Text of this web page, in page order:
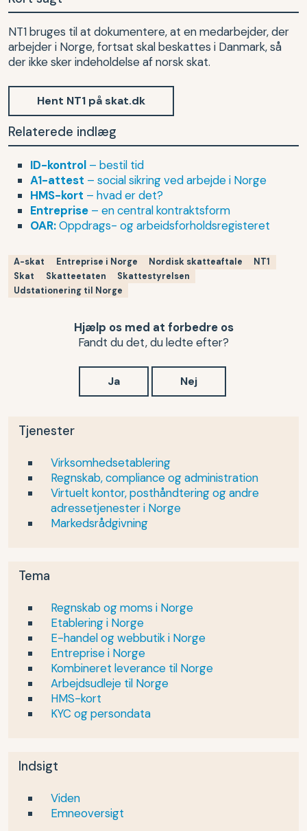
NT1 bruges til at dokumentere, at en medarbejder, der
arbejder i Norge, fortsat skal beskattes i Danmark, så
der ikke sker indeholdelse af norsk skat.
Hent NT1 på skat.dk
Relaterede indlæg
ID-kontrol – bestil tid
A1-attest – social sikring ved arbejde i Norge
HMS-kort – hvad er det?
Entreprise – en central kontraktsform
OAR:Oppdrags- og arbeidsforholdsregisteret
A-skat Entreprise i Norge Nordisk skatteaftale
NT1
Skat
Skatteetaten
Skattestyrelsen
Udstationering til Norge
Hjælp os med at forbedre os
Fandt du det, du ledte efter?
Ja Nej
Tjenester
Virksomhedsetablering
Regnskab, compliance og administration
Virtuelt kontor, posthåndtering og andre
adressetjenester i Norge
Markedsrådgivning
Tema
Regnskab og moms i Norge
Etablering i Norge
E-handel og webbutik i Norge
Entreprise i Norge
Kombineret leverance til Norge
Arbejdsudleje til Norge
HMS-kort
KYC og persondata
Indsigt
Viden
Emneoversigt